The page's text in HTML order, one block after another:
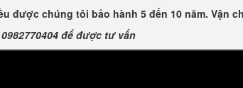
được chúng tôi bảo hành 5 đến 10 năm. Vận
để được tư vấn